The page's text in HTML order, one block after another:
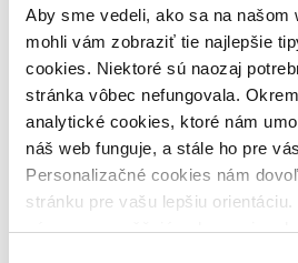
Aby sme vedeli, ako sa na našom
mohli vám zobraziť tie najlepšie
cookies. Niektoré sú naozaj
stránka vôbec nefungovala.
analytické cookies, ktoré nám
náš web funguje, a stále ho pre
Personalizačné cookies nám
stránku pre vašu lepšiu
nám zas umožňujú zobrazenie
Zúžiť výber
Zoradiť
Bestsellery
Top hodnotené